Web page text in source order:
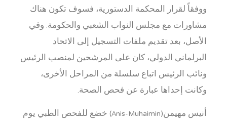
ووفقاً لقرار المحكمة الدستورية، فسوف تكون هناك
مشاورات مع مجلس النواب الشعبي والحكومة. وفي
الأصل، بعد تقديم ملفات التسجيل إلى الاتحاد
البرلماني الدولي، كان على المرشحين لمنصب الرئيس
ونائب الرئيس اتباع سلسلة من المراحل الأخرى،
وكانت إحداها عبارة عن فحص الصحة.
أنيس مهيمن(Anis-Muhaimin) خضع للفحص الطبي يوم